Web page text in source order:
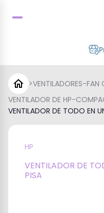
>VENTILADORES-FAN
VENTILADOR DE HP-
VENTILADOR DE TODO EN
HP
VENTILADOR DE
PISA